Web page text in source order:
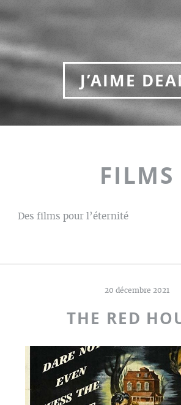
J’AIME
FILMS
Des films pour l’éternité
20 décembre 2021
THE RED